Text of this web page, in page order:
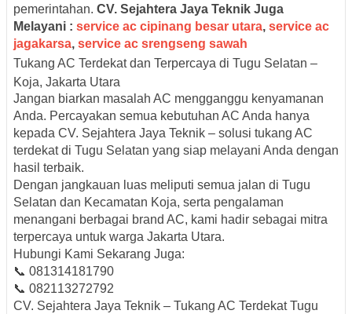
pemerintahan. CV. Sejahtera Jaya Teknik Juga
Melayani : service ac cipinang besar utara, service ac
jagakarsa, service ac srengseng sawah
Tukang AC Terdekat dan Terpercaya di Tugu Selatan –
Koja, Jakarta Utara
Jangan biarkan masalah AC mengganggu kenyamanan
Anda. Percayakan semua kebutuhan AC Anda hanya
kepada CV. Sejahtera Jaya Teknik – solusi tukang AC
terdekat di Tugu Selatan yang siap melayani Anda dengan
hasil terbaik.
Dengan jangkauan luas meliputi semua jalan di Tugu
Selatan dan Kecamatan Koja, serta pengalaman
menangani berbagai brand AC, kami hadir sebagai mitra
terpercaya untuk warga Jakarta Utara.
Hubungi Kami Sekarang Juga:
📞 081314181790
📞 082113272792
CV. Sejahtera Jaya Teknik – Tukang AC Terdekat Tugu